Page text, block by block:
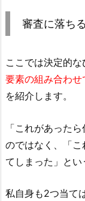
審査に落ち
ここでは決定的
要素の組み合わ
を紹介します。
「これがあった
のではなく、「
てしまった」とい
私自身も2つ当て